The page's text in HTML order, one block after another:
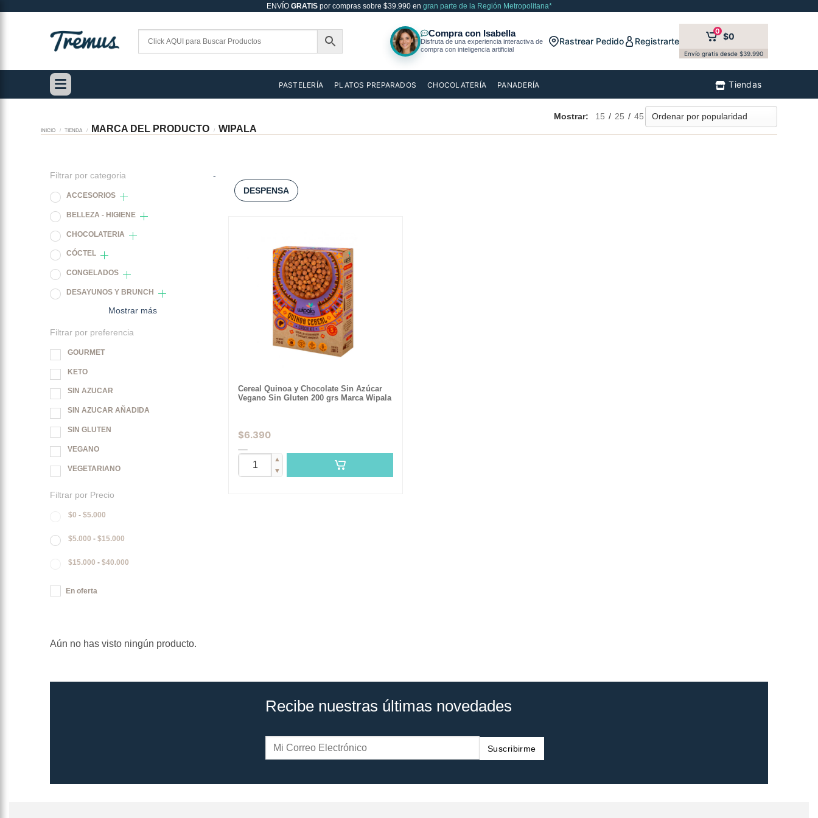
ENVÍO GRATISpor compras sobre $39.990 en gran parte de la Región Metropolitana*
Rastrear Pedido Registrarte
0 $0
Envío gratis desde $39.990
PASTELERÍA PLATOS PREPARADOS CHOCOLATERÍA PANADERÍA Tiendas
INICIO / TIENDA / MARCA DEL PRODUCTO / WIPALA
Mostrar: 15 / 25 / 45
Filtrar por categoria -
ACCESORIOS
BELLEZA - HIGIENE
CHOCOLATERIA
CÓCTEL
CONGELADOS
DESAYUNOS Y BRUNCH
Mostrar más
Filtrar por preferencia
GOURMET
KETO
SIN AZUCAR
SIN AZUCAR AÑADIDA
SIN GLUTEN
VEGANO
VEGETARIANO
Filtrar por Precio
$0 -$5.000
$5.000 -$15.000
$15.000 -$40.000
En oferta
DESPENSA
Cereal Quinoa y Chocolate Sin Azúcar
Vegano Sin Gluten 200 grs Marca Wipala
$6.390
▲
▼
Aún no has visto ningún producto.
Recibe nuestras últimas novedades
Suscribirme